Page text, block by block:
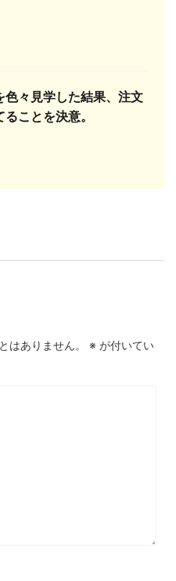
色々見学した結果、注文
ことを決意。
はありません。 ※ が付いてい